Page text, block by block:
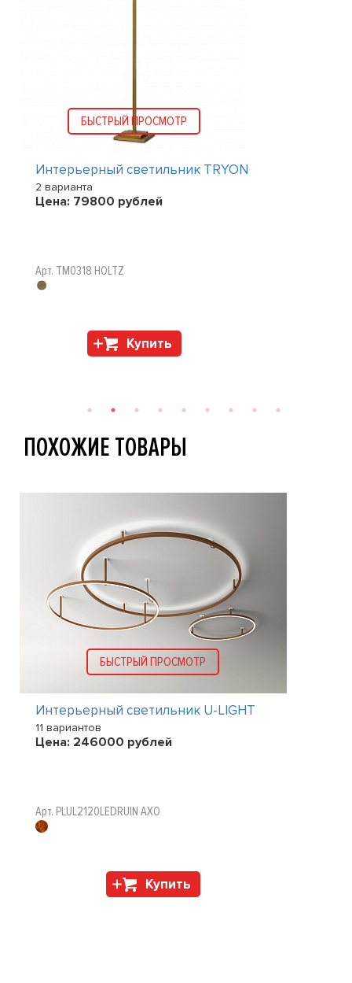
БЫСТРЫЙ ПРОСМОТР
Интерьерный светильник TRYON
2 варианта
Цена: 79800 рублей
Арт. TM0318 HOLTZ
Купить
ПОХОЖИЕ ТОВАРЫ
БЫСТРЫЙ ПРОСМОТР
Интерьерный светильник U-LIGHT
11 вариантов
Цена: 246000 рублей
Арт. PLUL2120LEDRUIN AXO
Купить